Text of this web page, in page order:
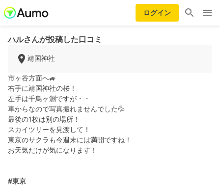
ログイン
ハルさんが投稿した口コミ
靖国神社
市ヶ谷方面へ🚙
右手に靖国神社の桜！
左手は千鳥ヶ淵ですが・・
車からなので写真撮れませんでした💦
最後の1枚は別の場所！
スカイツリーを見渡して！
東京のサクラも今週末には満開ですね！
お天気だけが気になります！
#東京